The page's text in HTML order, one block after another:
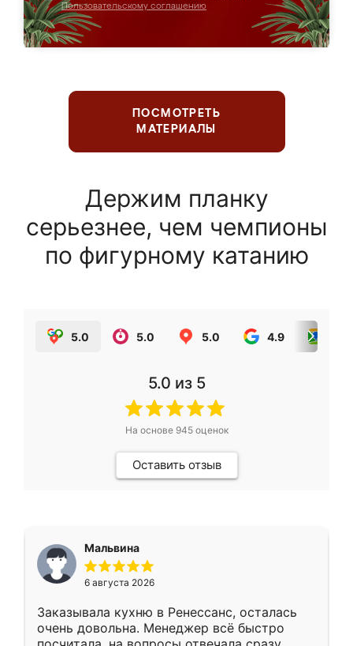
Пользовательскому соглашению
ПОСМОТРЕТЬ
МАТЕРИАЛЫ
Держим планку
серьезнее, чем чемпионы
по фигурному катанию
5.0 5.0 5.0 4.9
5.0 из 5
На основе 945оценок
Оставить отзыв
Мальвина
6 августа 2026
Заказывала кухню в Ренессанс, осталась
очень довольна. Менеджер всё быстро